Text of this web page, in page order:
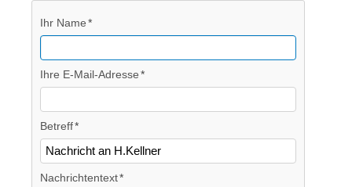
Ihr Name
Ihre E-Mail-Adresse
Betreff
Nachrichtentext